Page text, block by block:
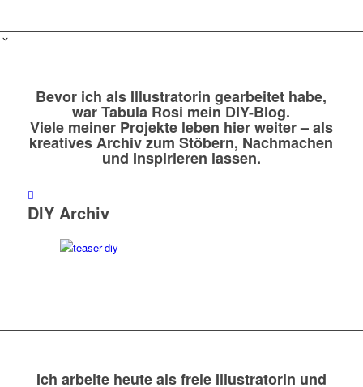
Bevor ich als Illustratorin gearbeitet habe,
war Tabula Rosi mein DIY-Blog.
Viele meiner Projekte leben hier weiter – als
kreatives Archiv zum Stöbern, Nachmachen
und Inspirieren lassen.
DIY Archiv
Ich arbeite heute als freie Illustratorin und